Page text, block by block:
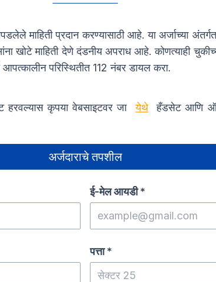
माहिती प्रदान करण्यासाठी आहे. या अर्जाच्या अंतर्गत
खोटे माहिती देणे दंडनीय अपराध आहे. कोणत्याही
परिस्थितीत 112 नंबर डायल करा.
हरवल्यास कृपया वेबसाइटवर जा येथे
हँडसेट आणि ऑल
अर्जदाराचे तपशील
ई-मेल आयडी*
पत्ता*